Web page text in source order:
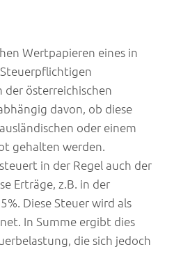
Wertpapieren eines in
der österreichischen
davon, ob diese
oder einem
gehalten werden.
in der Regel auch der
Erträge, z.B. in der
Diese Steuer wird als
In Summe ergibt dies
die sich jedoch